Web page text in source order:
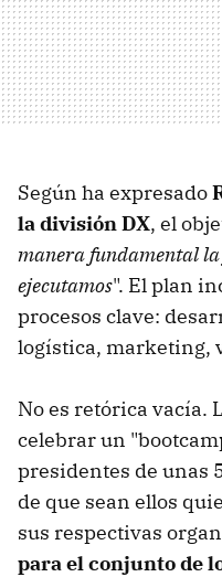
Según ha expresado
la división DX, el
manera fundamental
ejecutamos". El plan
procesos clave:
logística, marketing,
No es retórica vacía.
celebrar un
presidentes de unas
de que sean ellos
sus respectivas
para el conjunto de